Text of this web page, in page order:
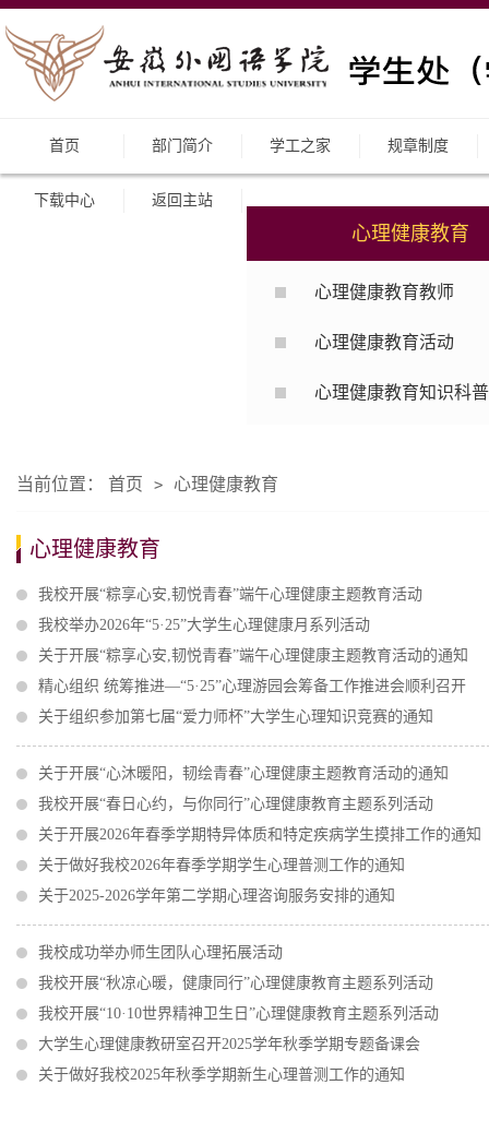
首页 部门简介 学工之家 规章制度
下载中心 返回主站
心理健康教育
心理健康教育教师
心理健康教育活动
心理健康教育知识科普
当前位置： 首页 > 心理健康教育
心理健康教育
我校开展“粽享心安,韧悦青春”端午心理健康主题教育活动
我校举办2026年“5·25”大学生心理健康月系列活动
关于开展“粽享心安,韧悦青春”端午心理健康主题教育活动的通知
精心组织 统筹推进—“5·25”心理游园会筹备工作推进会顺利召开
关于组织参加第七届“爱力师杯”大学生心理知识竞赛的通知
关于开展“心沐暖阳，韧绘青春”心理健康主题教育活动的通知
我校开展“春日心约，与你同行”心理健康教育主题系列活动
关于开展2026年春季学期特异体质和特定疾病学生摸排工作的通知
关于做好我校2026年春季学期学生心理普测工作的通知
关于2025-2026学年第二学期心理咨询服务安排的通知
我校成功举办师生团队心理拓展活动
我校开展“秋凉心暖，健康同行”心理健康教育主题系列活动
我校开展“10·10世界精神卫生日”心理健康教育主题系列活动
大学生心理健康教研室召开2025学年秋季学期专题备课会
关于做好我校2025年秋季学期新生心理普测工作的通知